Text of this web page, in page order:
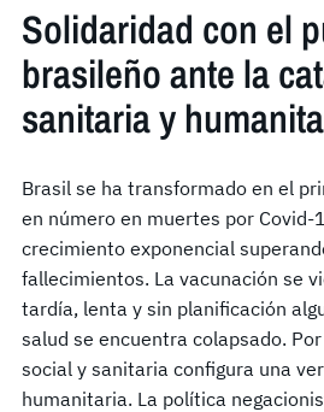
Solidaridad con el
brasileño ante la
sanitaria y
Brasil se ha transformado en el
en número en muertes por Covid-
crecimiento exponencial
fallecimientos. La vacunación se
tardía, lenta y sin planificación
salud se encuentra colapsado.
social y sanitaria configura una
humanitaria. La política